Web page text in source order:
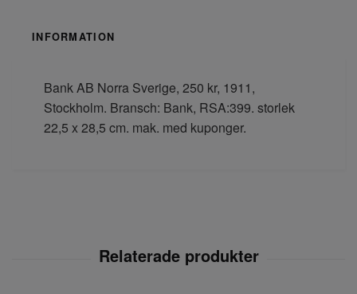
INFORMATION
Bank AB Norra Sverige, 250 kr, 1911,
Stockholm. Bransch: Bank, RSA:399. storlek
22,5 x 28,5 cm. mak. med kuponger.